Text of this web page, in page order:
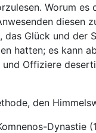
Worum es
diesen
Glück und der
hatten; es kann
Offiziere
den
Dynastie